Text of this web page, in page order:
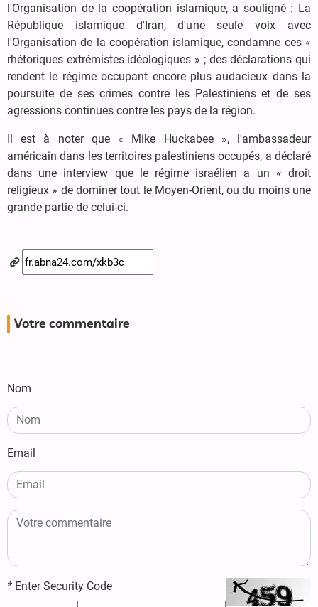
l'Organisation de la coopération islamique, a souligné : La
République islamique d'Iran, d'une seule voix avec
l'Organisation de la coopération islamique, condamne ces «
rhétoriques extrémistes idéologiques » ; des déclarations qui
rendent le régime occupant encore plus audacieux dans la
poursuite de ses crimes contre les Palestiniens et de ses
agressions continues contre les pays de la région.
Il est à noter que « Mike Huckabee », l'ambassadeur
américain dans les territoires palestiniens occupés, a déclaré
dans une interview que le régime israélien a un « droit
religieux » de dominer tout le Moyen-Orient, ou du moins une
grande partie de celui-ci.
Votre commentaire
Nom
Email
* Enter Security Code